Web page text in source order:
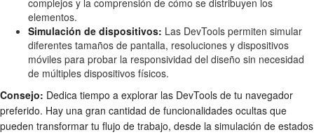
complejos y la comprensión de cómo se distribuyen los
elementos.
Simulación de dispositivos: Las DevTools permiten simular
diferentes tamaños de pantalla, resoluciones y dispositivos
móviles para probar la responsividad del diseño sin necesidad
de múltiples dispositivos físicos.
Consejo: Dedica tiempo a explorar las DevTools de tu navegador
preferido. Hay una gran cantidad de funcionalidades ocultas que
pueden transformar tu flujo de trabajo, desde la simulación de estados